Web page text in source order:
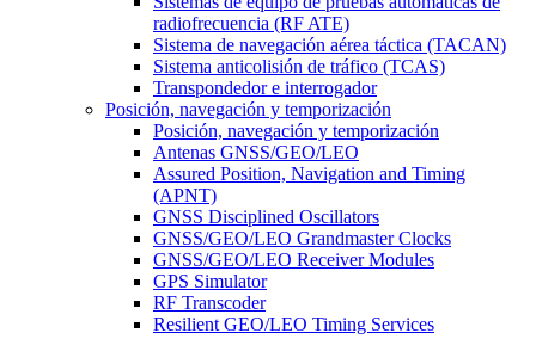
radiofrecuencia (RF ATE)
Sistema de navegación aérea táctica (TACAN)
Sistema anticolisión de tráfico (TCAS)
Transpondedor e interrogador
Posición, navegación y temporización
Posición, navegación y temporización
Antenas GNSS/GEO/LEO
Assured Position, Navigation and Timing
(APNT)
GNSS Disciplined Oscillators
GNSS/GEO/LEO Grandmaster Clocks
GNSS/GEO/LEO Receiver Modules
GPS Simulator
RF Transcoder
Resilient GEO/LEO Timing Services